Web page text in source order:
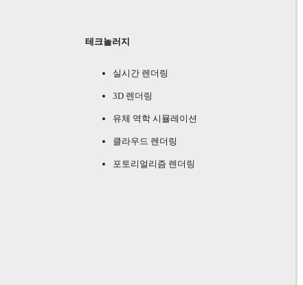
테크놀러지
실시간 렌더링
3D 렌더링
유체 역학 시뮬레이션
클라우드 렌더링
포토리얼리즘 렌더링